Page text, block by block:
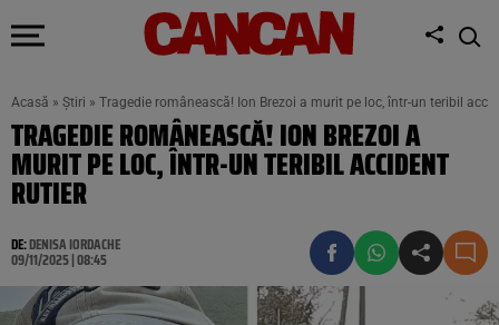
Acasă » Știri » Tragedie românească! Ion Brezoi a murit pe loc, într-un teribil
TRAGEDIE ROMÂNEASCĂ! ION BREZOI A
MURIT PE LOC, ÎNTR-UN TERIBIL ACCIDENT
RUTIER
DE:DENISA IORDACHE
09/11/2025 | 08:45